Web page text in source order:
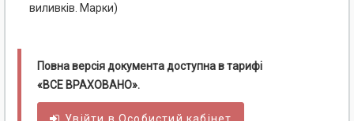
виливків. Марки)
Повна версія документа доступна в тарифі
«ВСЕ ВРАХОВАНО».